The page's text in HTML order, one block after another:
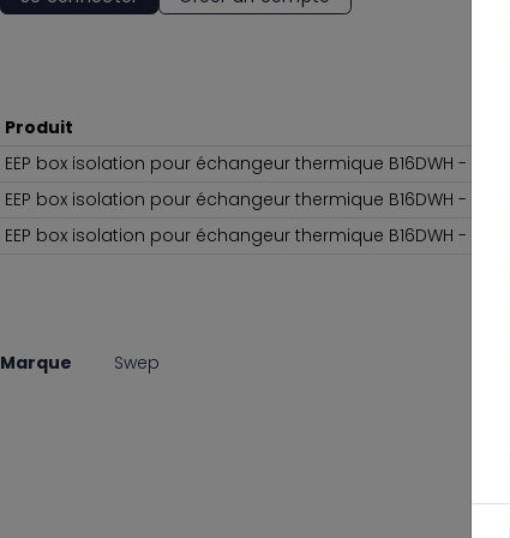
Produit
EEP box isolation pour échangeur thermique B16DWH -
EEP box isolation pour échangeur thermique B16DWH -
EEP box isolation pour échangeur thermique B16DWH -
Marque Swep